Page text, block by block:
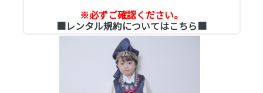
※必ずご確認ください。
■レンタル規約についてはこちら■